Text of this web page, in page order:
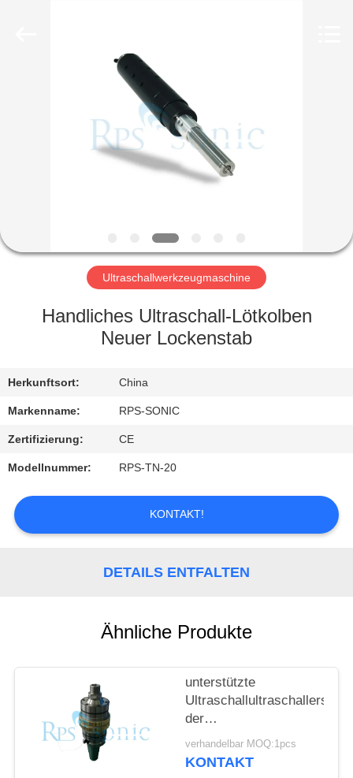
PRODUKTE
FABRIK-
AUSFLUG
QUALITÄTSKONTROLLE
TRETEN
SIE
MIT
UNS
VERBINDUNG
NACHRICHTEN
SITEMAP
DATENSCHUTZRICHTLINIE
Ultraschallwerkzeugmaschine
Handliches Ultraschall-Lötkolben
Neuer Lockenstab
Herkunftsort: China
Markenname: RPS-SONIC
Zertifizierung: CE
Modellnummer: RPS-TN-20
KONTAKT!
DETAILS ENTFALTEN
Ähnliche Produkte
unterstützte
der
werkzeugmaschinen-
20Khz keramisches
verhandelbar MOQ:1pcs
KONTAKT